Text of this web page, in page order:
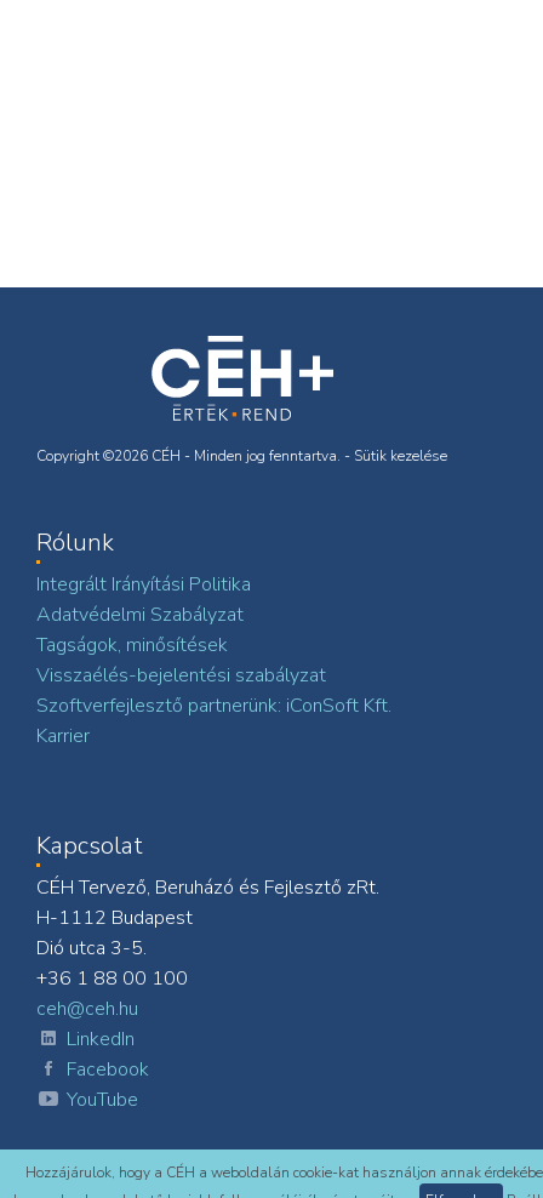
Hozzájárulok, hogy a CÉH a weboldalán cookie-kat használjon annak
Copyright ©2026 CÉH - Minden jog fenntartva. - Sütik kezelése
Rólunk
Integrált Irányítási Politika
Adatvédelmi Szabályzat
Tagságok, minősítések
Visszaélés-bejelentési szabályzat
Szoftverfejlesztő partnerünk: iConSoft Kft.
Karrier
Kapcsolat
CÉH Tervező, Beruházó és Fejlesztő zRt.
H-1112 Budapest
Dió utca 3-5.
+36 1 88 00 100
ceh@ceh.hu
LinkedIn
Facebook
YouTube